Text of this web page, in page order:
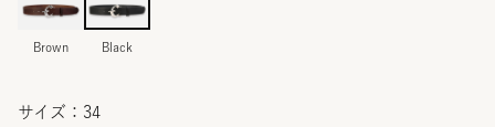
Brown Black
サイズ：34